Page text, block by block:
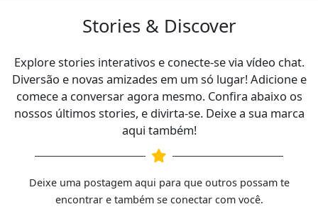
Stories & Discover
Explore stories interativos e conecte-se via vídeo chat.
Diversão e novas amizades em um só lugar! Adicione e
comece a conversar agora mesmo. Confira abaixo os
nossos últimos stories, e divirta-se. Deixe a sua marca
aqui também!
Deixe uma postagem aqui para que outros possam te
encontrar e também se conectar com você.